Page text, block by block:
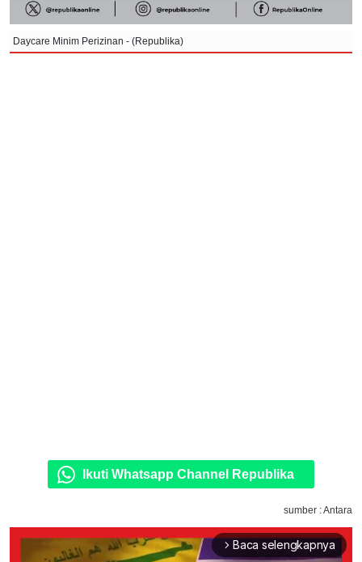
Daycare Minim Perizinan - (Republika)
Ikuti Whatsapp Channel Republika
sumber : Antara
arrow_forward_ios Baca selengkapnya